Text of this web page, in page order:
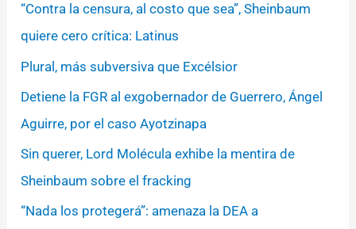
“Contra la censura, al costo que sea”, Sheinbaum
quiere cero crítica: Latinus
Plural, más subversiva que Excélsior
Detiene la FGR al exgobernador de Guerrero, Ángel
Aguirre, por el caso Ayotzinapa
Sin querer, Lord Molécula exhibe la mentira de
Sheinbaum sobre el fracking
“Nada los protegerá”: amenaza la DEA a